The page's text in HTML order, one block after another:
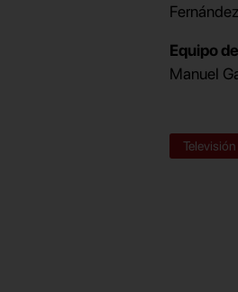
Fernández
Equipo
Manuel
Televisión